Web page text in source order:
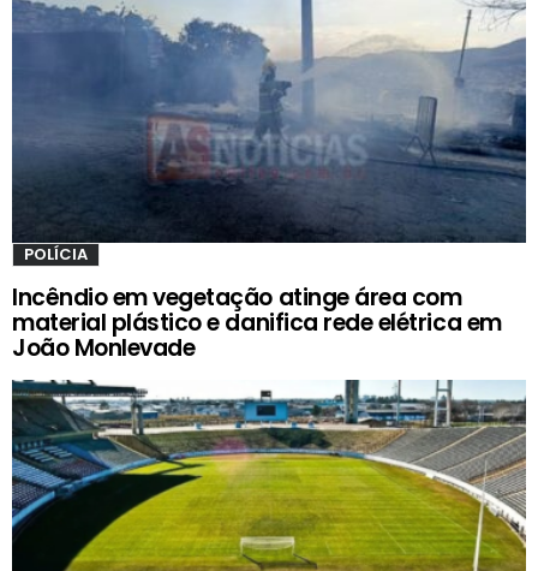
POLÍCIA
Incêndio em vegetação atinge área com
material plástico e danifica rede elétrica em
João Monlevade